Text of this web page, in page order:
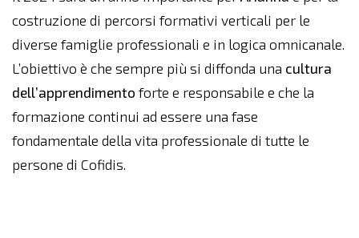
costruzione di percorsi formativi verticali per le
diverse famiglie professionali e in logica omnicanale.
L’obiettivo è che sempre più si diffonda una cultura
dell’apprendimento forte e responsabile e che la
formazione continui ad essere una fase
fondamentale della vita professionale di tutte le
persone di Cofidis.